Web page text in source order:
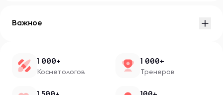
Важное
1 000+
Косметологов
1 000+
Тренеров